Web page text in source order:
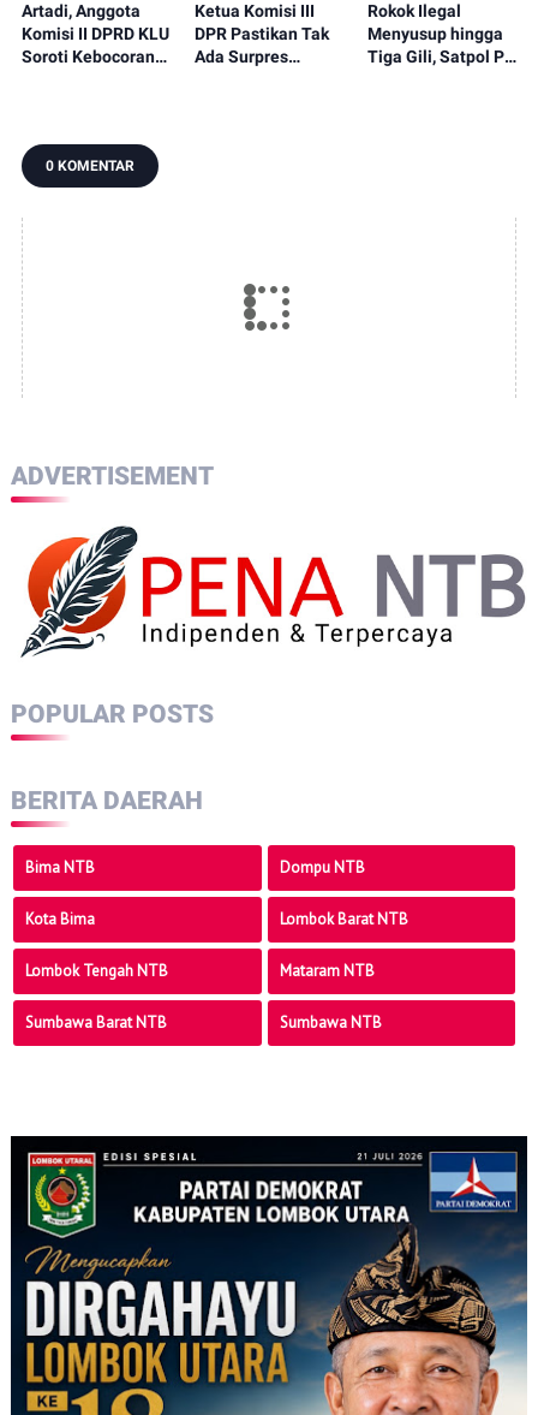
Artadi, Anggota
Komisi II DPRD KLU
Soroti Kebocoran
Dusun
Ketua Komisi III
DPR Pastikan Tak
Ada Surpres
Rokok Ilegal
Menyusup hingga
Tiga Gili, Satpol PP
0 KOMENTAR
ADVERTISEMENT
POPULAR POSTS
BERITA DAERAH
Bima NTB Dompu NTB
Kota Bima Lombok Barat NTB
Lombok Tengah NTB Mataram NTB
Sumbawa Barat NTB Sumbawa NTB